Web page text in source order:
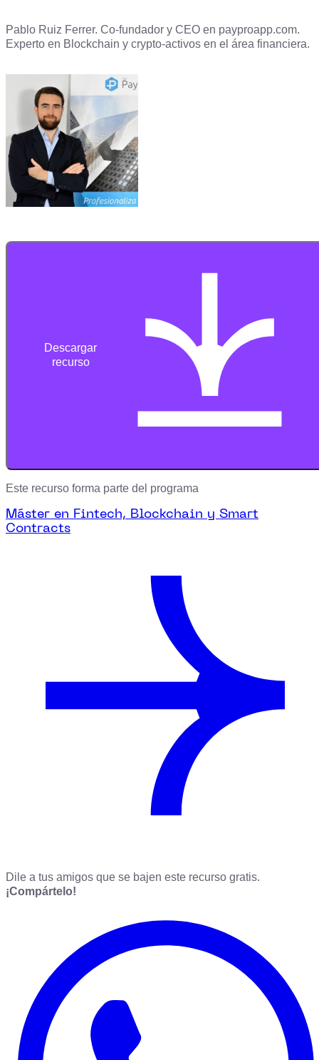
Pablo Ruiz Ferrer. Co-fundador y CEO en payproapp.com.
Experto en Blockchain y crypto-activos en el área financiera.
Descargar
recurso
Este recurso forma parte del programa
Máster en Fintech, Blockchain y Smart
Contracts
Dile a tus amigos que se bajen este recurso gratis.
¡Compártelo!